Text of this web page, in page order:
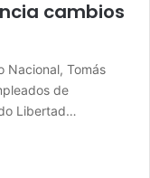
cambios
Nacional, Tomás
de
Libertad…